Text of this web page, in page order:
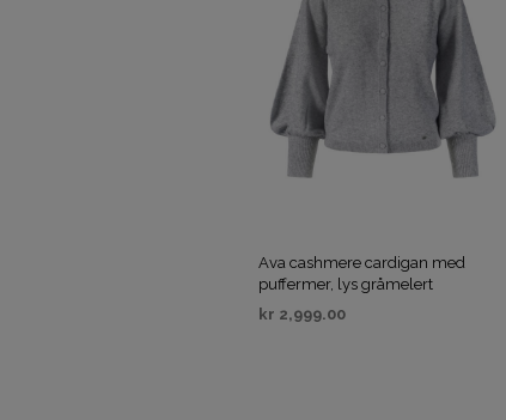
Ava cashmere cardigan med
puffermer, lys gråmelert
kr 2,999.00